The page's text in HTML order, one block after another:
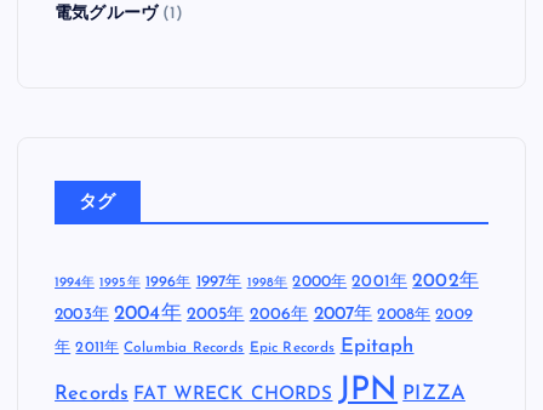
電気グルーヴ(1)
タグ
1994年 1995年 1996年 1997年 1998年 2000年 2001年 2002年
2003年 2004年 2005年 2006年 2007年 2008年 2009
年 2011年 Columbia Records Epic Records Epitaph
Records FAT WRECK CHORDS JPN PIZZA